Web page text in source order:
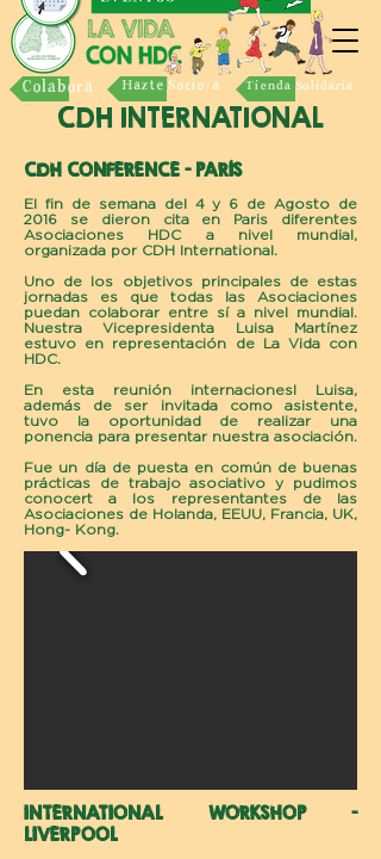
Colabora Hazte Socio/a Tienda Solidaria
CDH INTERNATIONAL
CDH CONFERENCE - PARÍS
El fin de semana del 4 y 6 de Agosto de
2016 se dieron cita en Paris diferentes
Asociaciones HDC a nivel mundial,
organizada por CDH International.
Uno de los objetivos principales de estas
jornadas es que todas las Asociaciones
puedan colaborar entre sí a nivel mundial.
Nuestra Vicepresidenta Luisa Martínez
estuvo en representación de La Vida con
HDC.
En esta reunión internacionesl Luisa,
además de ser invitada como asistente,
tuvo la oportunidad de realizar una
ponencia para presentar nuestra asociación.
Fue un día de puesta en común de buenas
prácticas de trabajo asociativo y pudimos
conocert a los representantes de las
Asociaciones de Holanda, EEUU, Francia, UK,
Hong- Kong.
INTERNATIONAL WORKSHOP -
LIVERPOOL